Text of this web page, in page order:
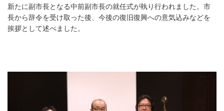
新たに副市長となる中前副市長の就任式が執り行われました。市
長から辞令を受け取った後、今後の復旧復興への意気込みなどを
挨拶として述べました。